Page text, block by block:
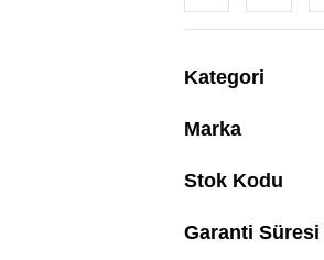
Kategori
Marka
Stok Kodu
Garanti Süresi